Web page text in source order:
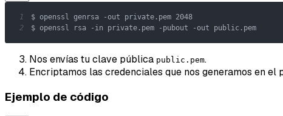
1
2
$ openssl rsa -in private.pem -pubout -out public.pem
Nos envías tu clave pública public.pem.
Encriptamos las credenciales que nos generamos en el
Ejemplo de código